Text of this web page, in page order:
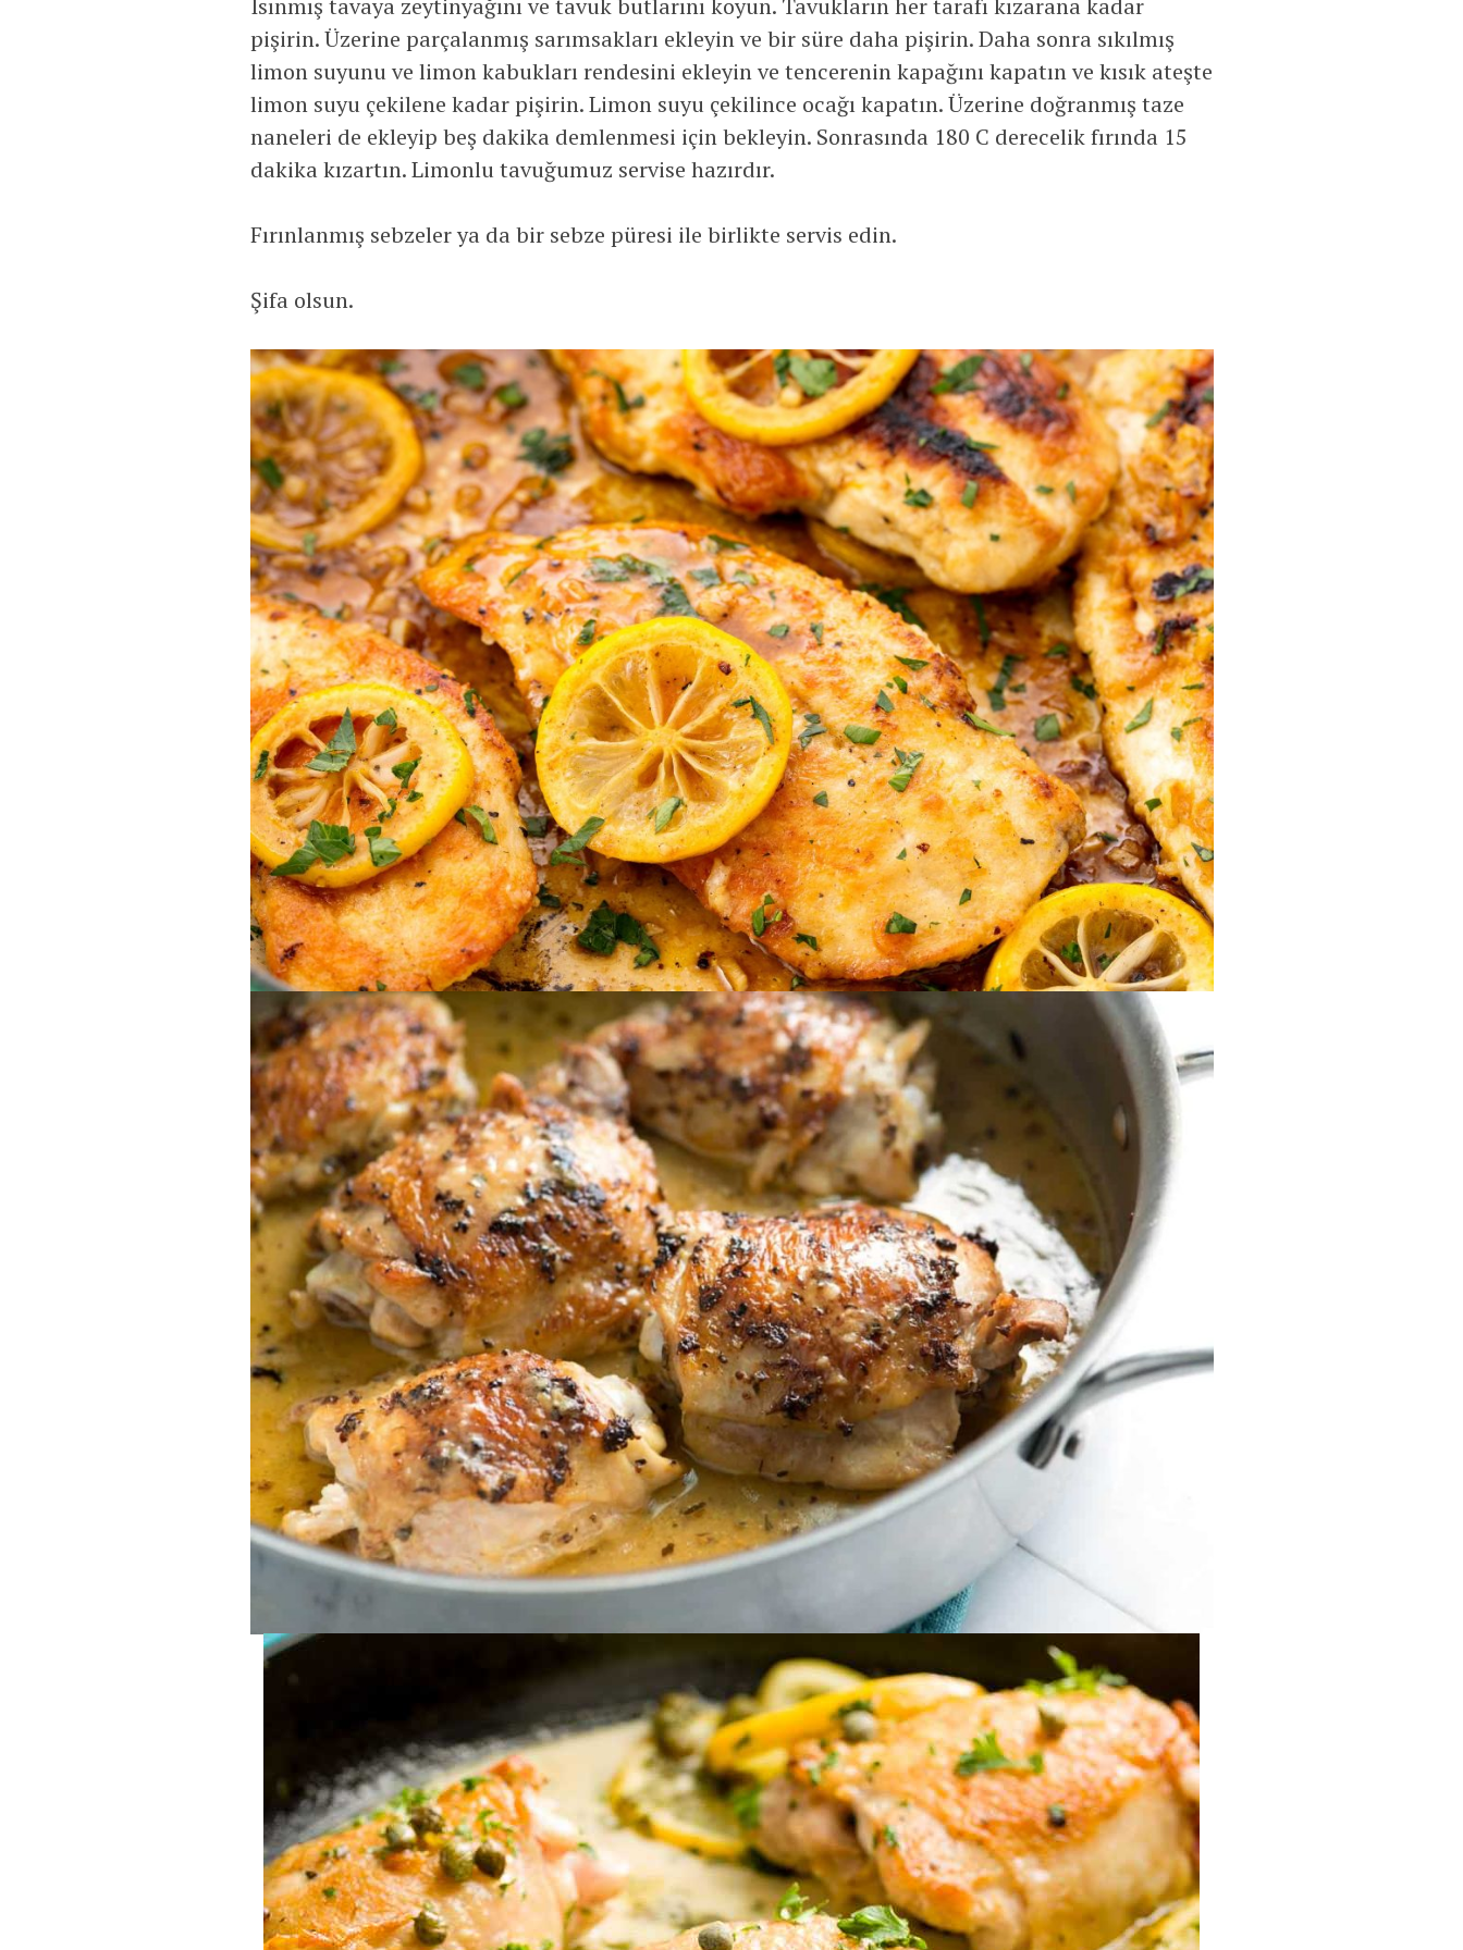
Isınmış tavaya zeytinyağını ve tavuk butlarını koyun. Tavukların her tarafı kızarana kadar
pişirin. Üzerine parçalanmış sarımsakları ekleyin ve bir süre daha pişirin. Daha sonra sıkılmış
limon suyunu ve limon kabukları rendesini ekleyin ve tencerenin kapağını kapatın ve kısık ateşte
limon suyu çekilene kadar pişirin. Limon suyu çekilince ocağı kapatın. Üzerine doğranmış taze
naneleri de ekleyip beş dakika demlenmesi için bekleyin. Sonrasında 180 C derecelik fırında 15
dakika kızartın. Limonlu tavuğumuz servise hazırdır.
Fırınlanmış sebzeler ya da bir sebze püresi ile birlikte servis edin.
Şifa olsun.